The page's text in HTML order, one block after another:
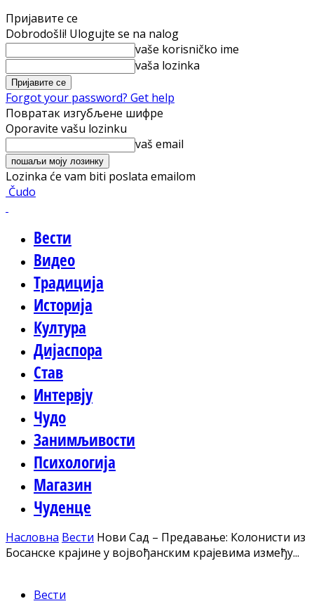
Пријавите се
Dobrodošli! Ulogujte se na nalog
vaše korisničko ime
vaša lozinka
Forgot your password? Get help
Повратак изгубљене шифре
Oporavite vašu lozinku
vaš email
Lozinka će vam biti poslata emailom
Čudo
Вести
Видео
Традиција
Историја
Култура
Дијаспора
Став
Интервју
Чудо
Занимљивости
Психологија
Магазин
Чуденце
Насловна Вести Нови Сад – Предавање: Колонисти из
Босанске крајине у војвођанским крајевима између...
Вести